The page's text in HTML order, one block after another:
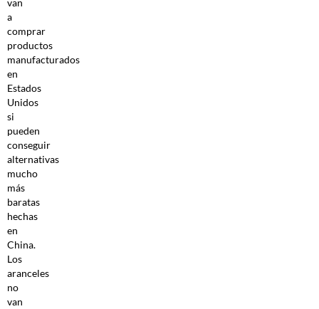
van
a
comprar
productos
manufacturados
en
Estados
Unidos
si
pueden
conseguir
alternativas
mucho
más
baratas
hechas
en
China.
Los
aranceles
no
van